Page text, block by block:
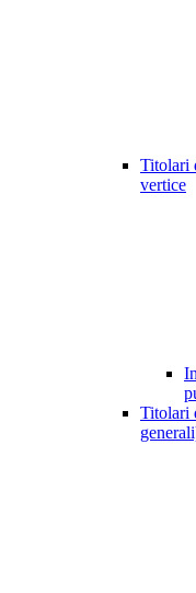
Titolari
vertice
Titolari